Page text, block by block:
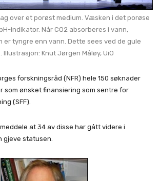
over et porøst medium. Væsken i det porøse
indikator. Når CO2 absorberes i vann,
er tyngre enn vann. Dette sees ved de gule
Knut Jørgen Måløy, UiO
forskningsråd (NFR) hele 150 søknader
som ønsket finansiering som sentre for
(SFF).
meddele at 34 av disse har gått videre i
gjeve statusen.